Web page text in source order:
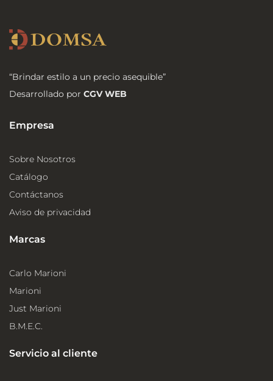
“Brindar estilo a un precio asequible”
Desarrollado por CGV WEB
Empresa
Sobre Nosotros
Catálogo
Contáctanos
Aviso de privacidad
Marcas
Carlo Marioni
Marioni
Just Marioni
B.M.E.C.
Servicio al cliente